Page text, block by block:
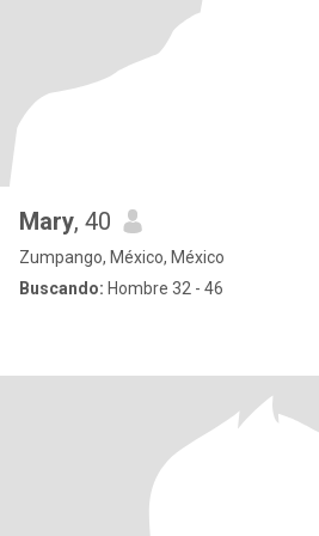
Mary, 40
Zumpango, México, México
Buscando: Hombre 32 - 46